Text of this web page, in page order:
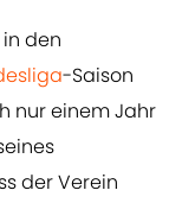
den
-Saison
nur einem Jahr
der Verein